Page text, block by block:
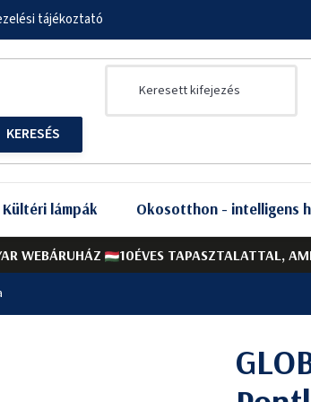
WEBÁRUHÁZ 10ÉVES TAPASZTALATTAL,
tájékoztató
Kültéri lámpák Okosotthon - intelligens